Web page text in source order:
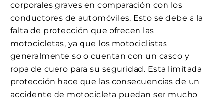
corporales graves en comparación con los
conductores de automóviles. Esto se debe a la
falta de protección que ofrecen las
motocicletas, ya que los motociclistas
generalmente solo cuentan con un casco y
ropa de cuero para su seguridad. Esta limitada
protección hace que las consecuencias de un
accidente de motocicleta puedan ser mucho